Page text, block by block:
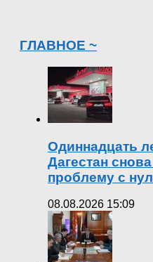
ГЛАВНОЕ ~
Одиннадцать
Дагестан
проблему с
08.08.2026 15:09